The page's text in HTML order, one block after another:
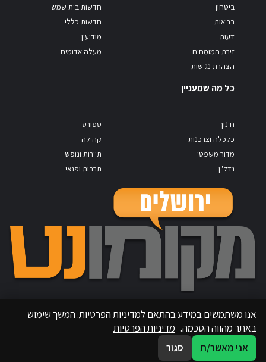
ביטחון
בריאות
דעות
זירת המומחים
הצהרת נגישות
חדשות בית שמש
חדשות כללי
מודיעין
מעלה אדומים
כל מה שמעניין
חינוך
כלכלה וצרכנות
מדור משפטי
נדל"ן
ספורט
קהילה
תיירות ונופש
תרבות ופנאי
אנו משתמשים במידע בהתאם למדיניות הפרטיות. המשך שימוש
באתר מהווה הסכמה. מדיניות הפרטיות
אני מאשר/ת
סגור